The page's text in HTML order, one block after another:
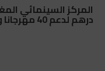
درهم لدعم 40 مهرجانا وتظاهرة سينمائية